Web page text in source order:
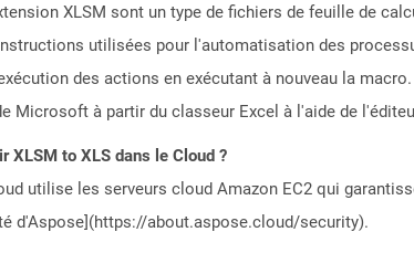
XLSM sont un type de fichiers de feuille de
utilisées pour l'automatisation des
des actions en exécutant à nouveau la
Microsoft à partir du classeur Excel à l'aide de
XLSM to XLS dans le Cloud ?
utilise les serveurs cloud Amazon EC2 qui
d'Aspose](https://about.aspose.cloud/security).